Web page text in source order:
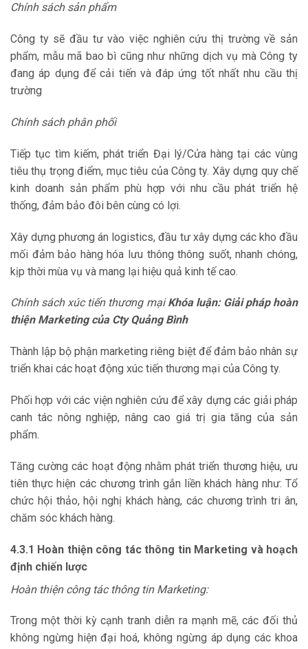
Chính sách sản phẩm
Công ty sẽ đầu tư vào việc nghiên cứu thị trường về sản
phẩm, mẫu mã bao bì cũng như những dịch vụ mà Công ty
đang áp dụng để cải tiến và đáp ứng tốt nhất nhu cầu thị
trường
Chính sách phân phối
Tiếp tục tìm kiếm, phát triển Đại lý/Cửa hàng tại các vùng
tiêu thụ trọng điểm, mục tiêu của Công ty. Xây dựng quy chế
kinh doanh sản phẩm phù hợp với nhu cầu phát triển hệ
thống, đảm bảo đôi bên cùng có lợi.
Xây dựng phương án logistics, đầu tư xây dựng các kho đầu
mối đảm bảo hàng hóa lưu thông thông suốt, nhanh chóng,
kịp thời mùa vụ và mang lại hiệu quả kinh tế cao.
Chính sách xúc tiến thương mạiKhóa luận: Giải pháp hoàn
thiện Marketing của Cty Quảng Bình
Thành lập bộ phận marketing riêng biệt để đảm bảo nhân sự
triển khai các hoạt động xúc tiến thương mại của Công ty.
Phối hợp với các viện nghiên cứu để xây dựng các giải pháp
canh tác nông nghiệp, nâng cao giá trị gia tăng của sản
phẩm.
Tăng cường các hoạt động nhằm phát triển thương hiệu, ưu
tiên thực hiện các chương trình gắn liền khách hàng như: Tổ
chức hội thảo, hội nghị khách hàng, các chương trình tri ân,
chăm sóc khách hàng.
4.3.1 Hoàn thiện công tác thông tin Marketing và hoạch
định chiến lược
Hoàn thiện công tác thông tin Marketing:
Trong một thời kỳ cạnh tranh diễn ra mạnh mẽ, các đối thủ
không ngừng hiện đại hoá, không ngừng áp dụng các khoa